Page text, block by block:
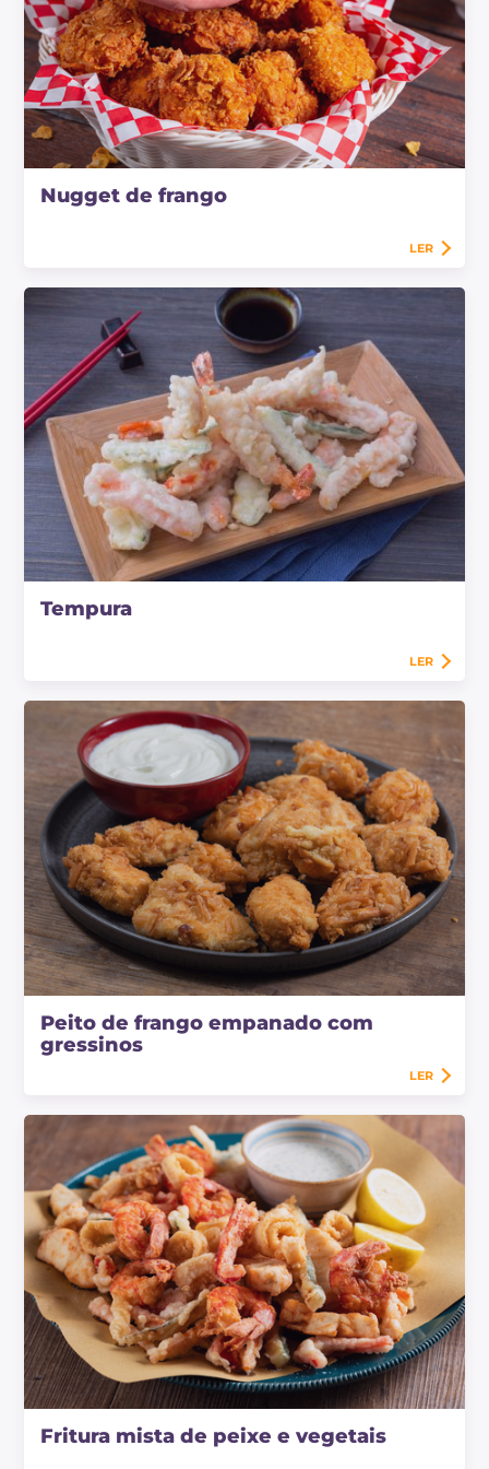
Nugget de frango
LER
Tempura
LER
Peito de frango empanado com
gressinos
LER
Fritura mista de peixe e vegetais